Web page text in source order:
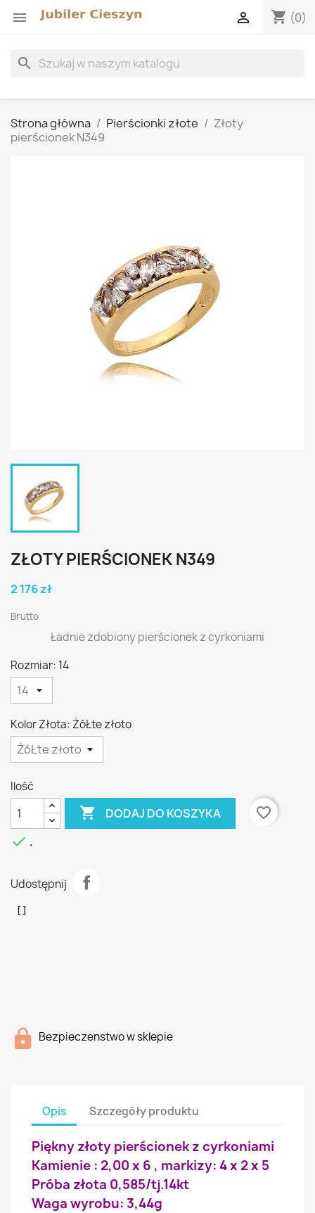
 shopping_cart (0)

search
Strona główna Pierścionki złote
Złoty
pierścionek N349
ZŁOTY PIERŚCIONEK N349
2 176 zł
Brutto
Ładnie zdobiony pierścionek z cyrkoniami
Rozmiar: 14
Kolor Złota: ŻóŁte złoto
Ilość
 DODAJ DO KOSZYKA
favorite_border
 .
Udostępnij
Bezpieczenstwo w sklepie
Opis Szczegóły produktu
Piękny złoty pierścionek z cyrkoniami
Kamienie : 2,00 x 6 , markizy: 4 x 2 x 5
Próba złota 0,585/tj.14kt
Waga wyrobu: 3,44g